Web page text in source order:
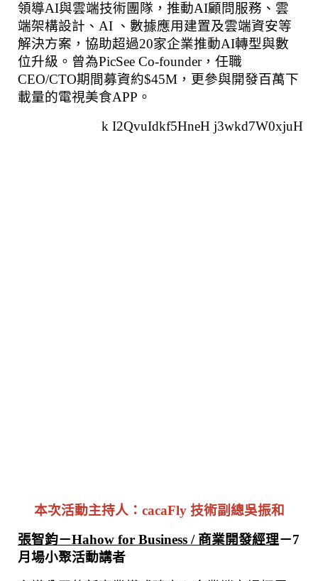
領導AI與雲端技術團隊，推動AI顧問服務、雲
端架構設計、AI 、數據應用建置及雲端資安等
解決方案，協助超過20家企業推動AI轉型與數
位升級。曾為PicSee Co-founder，任職
CEO/CTO期間募資約$45M，更參與開發百萬下
載量的電視美食APP。
本次活動主持人：cacaFly 技術副總吳振和
張智鈞－Hahow for Business / 商業開發經理－7
月場小聚活動講者